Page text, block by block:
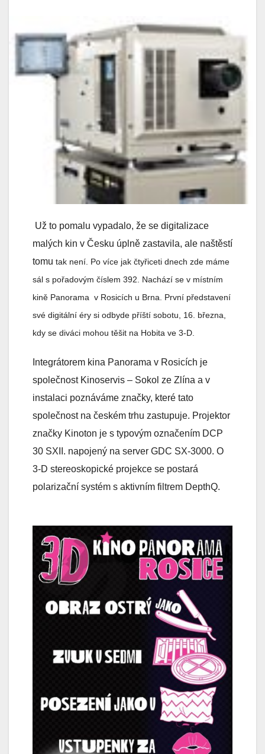
Už to pomalu vypadalo, že se digitalizace
malých kin v Česku úplně zastavila, ale naštěstí
tomu tak není. Po více jak čtyřiceti dnech zde máme
sál s pořadovým číslem 392. Nachází se v místním
kině Panorama v Rosicích u Brna. První představení
své digitální éry si odbyde příští sobotu, 16. března,
kdy se diváci mohou těšit na Hobita ve 3-D.
Integrátorem kina Panorama v Rosicích je
společnost Kinoservis – Sokol ze Zlína a v
instalaci poznáváme značky, které tato
společnost na českém trhu zastupuje. Projektor
značky Kinoton je s typovým označením DCP
30 SXII. napojený na server GDC SX-3000. O
3-D stereoskopické projekce se postará
polarizační systém s aktivním filtrem DepthQ.